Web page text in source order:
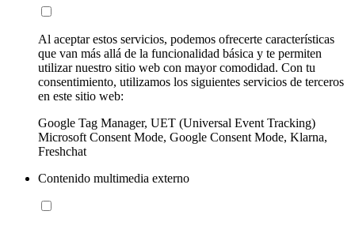
Al aceptar estos servicios, podemos ofrecerte características
que van más allá de la funcionalidad básica y te permiten
utilizar nuestro sitio web con mayor comodidad. Con tu
consentimiento, utilizamos los siguientes servicios de terceros
en este sitio web:
Google Tag Manager, UET (Universal Event Tracking)
Microsoft Consent Mode, Google Consent Mode, Klarna,
Freshchat
Contenido multimedia externo